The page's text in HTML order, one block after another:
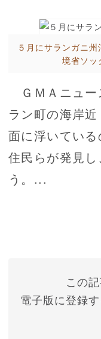
５月にサランガニ
境省ソッ
ＧＭＡニュー
ラン町の海岸
面に浮いている
住民らが発見
う。...
この
電子版に登録